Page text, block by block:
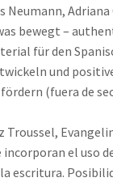
Neumann,
bewegt –
für den
und
(fuera de
Troussel,
incorporan el uso
escritura.